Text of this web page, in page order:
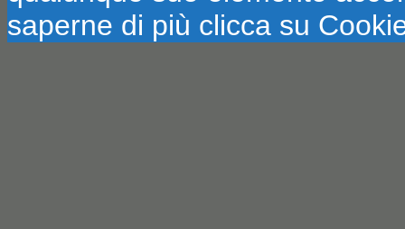
saperne di più clicca su